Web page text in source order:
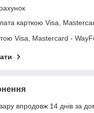
карткою Visa,
Visa, Mastercard -
впродовж 14 днів за